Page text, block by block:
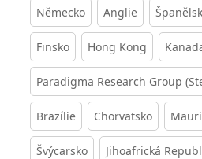
Německo Anglie
Finsko Hong Kong
Paradigma Research Group
Brazílie Chorvatsko
Švýcarsko Jihoafrická